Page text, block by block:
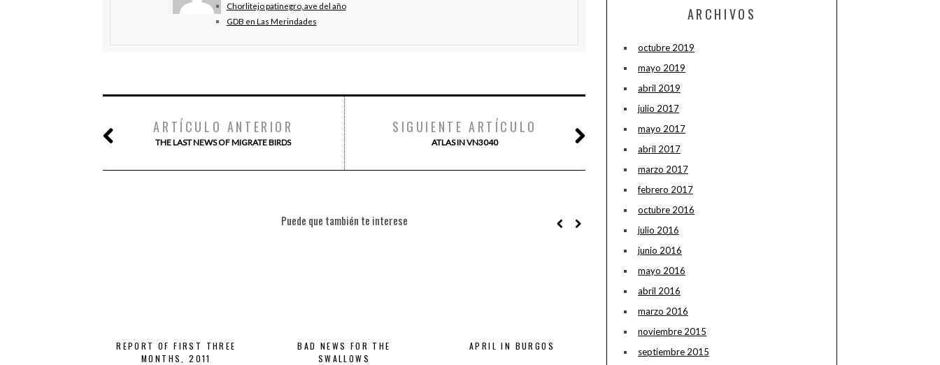
Chorlitejo patinegro, ave del año
GDB en Las Merindades
ARTÍCULO ANTERIOR
THE LAST NEWS OF MIGRATE BIRDS
SIGUIENTE ARTÍCULO
ATLAS IN VN3040
Puede que también te interese
REPORT OF FIRST THREE
MONTHS, 2011
BAD NEWS FOR THE
SWALLOWS
APRIL IN BURGOS
ARCHIVOS
octubre 2019
mayo 2019
abril 2019
julio 2017
mayo 2017
abril 2017
marzo 2017
febrero 2017
octubre 2016
julio 2016
junio 2016
mayo 2016
abril 2016
marzo 2016
noviembre 2015
septiembre 2015